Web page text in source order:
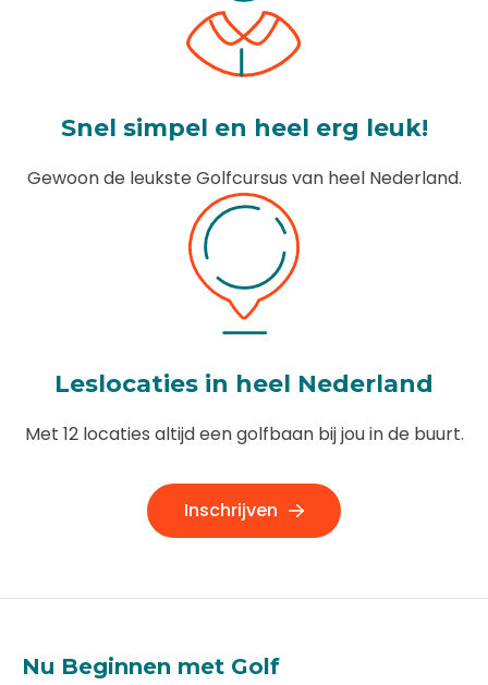
Snel simpel en heel erg leuk!
Gewoon de leukste Golfcursus van heel Nederland.
Leslocaties in heel Nederland
Met 12 locaties altijd een golfbaan bij jou in de buurt.
Inschrijven
Nu Beginnen met Golf